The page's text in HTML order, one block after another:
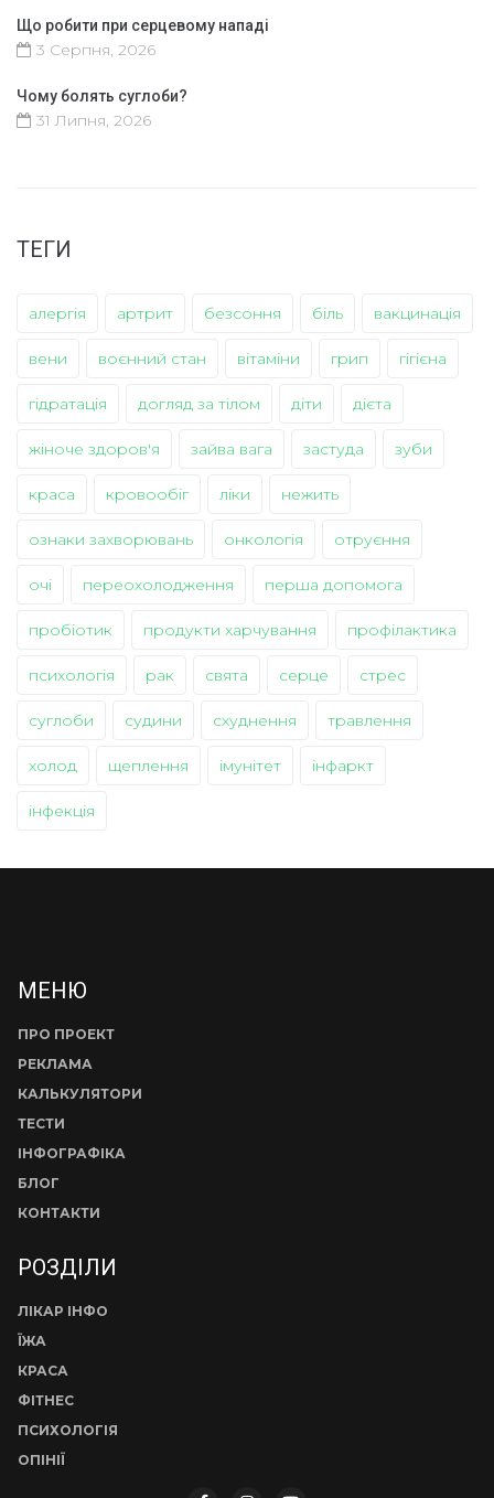
Що робити при серцевому нападі
3 Серпня, 2026
Чому болять суглоби?
31 Липня, 2026
ТЕГИ
алергія артрит безсоння біль вакцинація
вени воєнний стан вітаміни грип гігієна
гідратація догляд за тілом діти дієта
жіноче здоров'я зайва вага застуда зуби
краса кровообіг ліки нежить
ознаки захворювань онкологія отруєння
очі переохолодження перша допомога
пробіотик продукти харчування профілактика
психологія рак свята серце стрес
суглоби судини схуднення травлення
холод щеплення імунітет інфаркт
інфекція
МЕНЮ
ПРО ПРОЕКТ
РЕКЛАМА
КАЛЬКУЛЯТОРИ
ТЕСТИ
ІНФОГРАФІКА
БЛОГ
КОНТАКТИ
РОЗДІЛИ
ЛІКАР ІНФО
ЇЖА
КРАСА
ФІТНЕС
ПСИХОЛОГІЯ
ОПІНІЇ